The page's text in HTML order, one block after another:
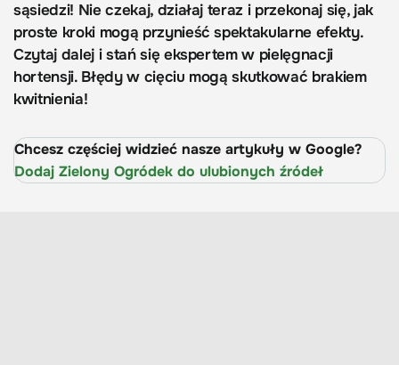
sąsiedzi! Nie czekaj, działaj teraz i przekonaj się, jak
proste kroki mogą przynieść spektakularne efekty.
Czytaj dalej i stań się ekspertem w pielęgnacji
hortensji. Błędy w cięciu mogą skutkować brakiem
kwitnienia!
Chcesz częściej widzieć nasze artykuły w Google?
Dodaj Zielony Ogródek do ulubionych źródeł